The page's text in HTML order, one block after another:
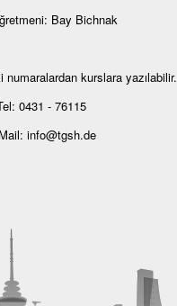
Bay Bichnak
kurslara yazılabilir.
0431 - 76115
info@tgsh.de